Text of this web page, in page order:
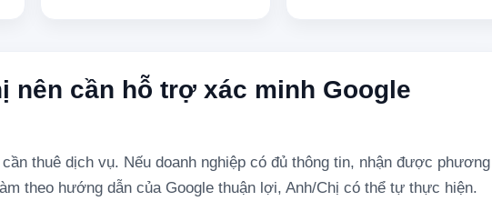
nên cần hỗ trợ xác minh Google
thuê dịch vụ. Nếu doanh nghiệp có đủ thông tin, nhận được phương
theo hướng dẫn của Google thuận lợi, Anh/Chị có thể tự thực hiện.